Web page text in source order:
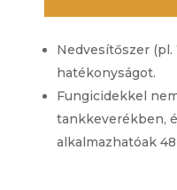
Nedvesítőszer (pl.
hatékonyságot.
Fungicidekkel
tankkeverékben,
alkalmazhatóak